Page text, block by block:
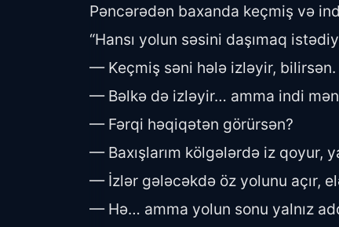
Pəncərədən baxanda keçmiş və
“Hansı yolun səsini daşımaq
— Keçmiş səni hələ izləyir, bilirsən.
— Bəlkə də izləyir… amma indi
— Fərqi həqiqətən görürsən?
— Baxışlarım kölgələrdə iz qoyur,
— İzlər gələcəkdə öz yolunu açır,
— Hə… amma yolun sonu yalnız